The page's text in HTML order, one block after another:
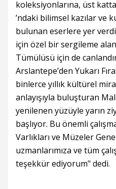
koleksiyonlarına, üst
’ndaki bilimsel kazılar ve
bulunan eserlere yer
için özel bir sergileme
Tümülüsü için de
Arslantepe’den Yukarı
binlerce yıllık kültürel
anlayışıyla buluşturan
yenilenen yüzüyle yarın
başlıyor. Bu önemli
Varlıkları ve Müzeler
uzmanlarımıza ve tüm
teşekkür ediyorum" dedi.